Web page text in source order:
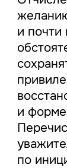
и почти
и форме
по